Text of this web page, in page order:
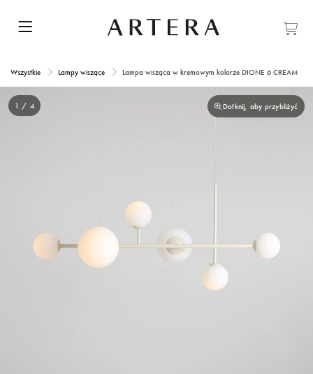
Wszystkie Lampy wiszące Lampa wisząca w kremowym kolorze DIONE 6 CREAM
Dotknij, aby przybliżyć
1 / 4